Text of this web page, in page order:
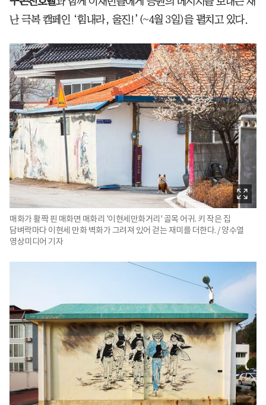
난 극복 캠페인 ‘힘내라, 울진!’(~4월 3일)을 펼치고 있다.
매화가 활짝 핀 매화면 매화리 '이현세만화거리' 골목 어귀. 키 작은 집
담벼락마다 이현세 만화 벽화가 그려져 있어 걷는 재미를 더한다. / 양수열
영상미디어 기자